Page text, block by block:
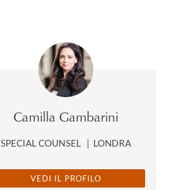
Camilla Gambarini
SPECIAL COUNSEL | LONDRA
VEDI IL PROFILO